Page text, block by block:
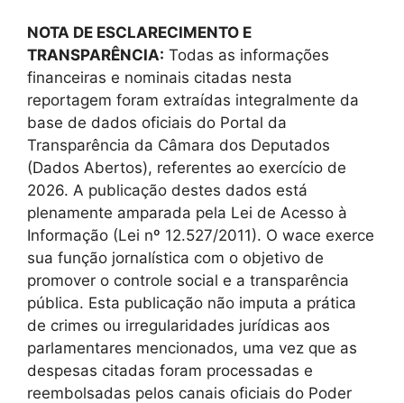
NOTA DE ESCLARECIMENTO E
TRANSPARÊNCIA: Todas as informações
financeiras e nominais citadas nesta
reportagem foram extraídas integralmente da
base de dados oficiais do Portal da
Transparência da Câmara dos Deputados
(Dados Abertos), referentes ao exercício de
2026. A publicação destes dados está
plenamente amparada pela Lei de Acesso à
Informação (Lei nº 12.527/2011). O wace exerce
sua função jornalística com o objetivo de
promover o controle social e a transparência
pública. Esta publicação não imputa a prática
de crimes ou irregularidades jurídicas aos
parlamentares mencionados, uma vez que as
despesas citadas foram processadas e
reembolsadas pelos canais oficiais do Poder